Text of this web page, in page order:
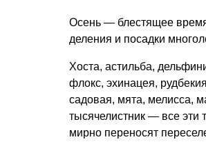
Осень — блестящее
деления и посадки
Хоста, астильба,
флокс, эхинацея,
садовая, мята, мелисса,
тысячелистник — все эти
мирно переносят